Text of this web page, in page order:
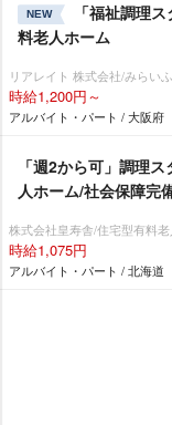
NEW
「福祉調理
料老人ホーム
リアレイト 株式会社/みらい
時給1,200円～
アルバイト・パート / 大阪府
「週2から可」調理
人ホーム/社会保障完
株式会社皇寿舎/住宅型有料
時給1,075円
アルバイト・パート / 北海道